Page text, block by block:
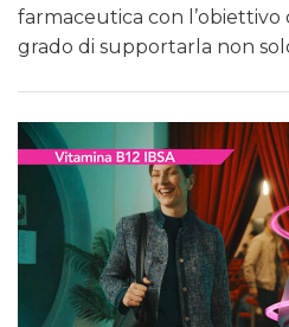
farmaceutica con
grado di supportarla non